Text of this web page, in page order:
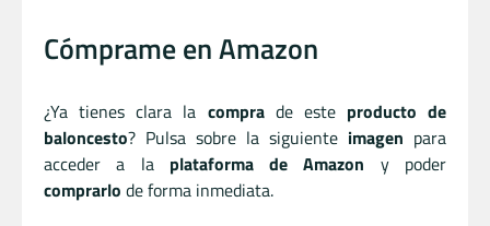
Cómprame en Amazon
¿Ya tienes clara la comprade este producto de
baloncesto? Pulsa sobre la siguiente imagen para
acceder a la plataforma de Amazon y poder
comprarlo de forma inmediata.